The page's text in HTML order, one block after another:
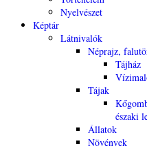
Nyelvészet
Képtár
Látnivalók
Néprajz,
Tájház
Tájak
északi
Állatok
Növények